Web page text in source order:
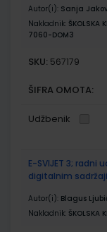
Autor(i): Sanja
Nakladnik: ŠKOLSKA
7060-DOM3
SKU: 567179
ŠIFRA OMOTA:
Udžbenik
E-SVIJET 3;
digitalnim
Autor(i): Blagus
Nakladnik: ŠKOLSKA